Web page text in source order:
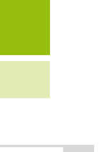
neuen